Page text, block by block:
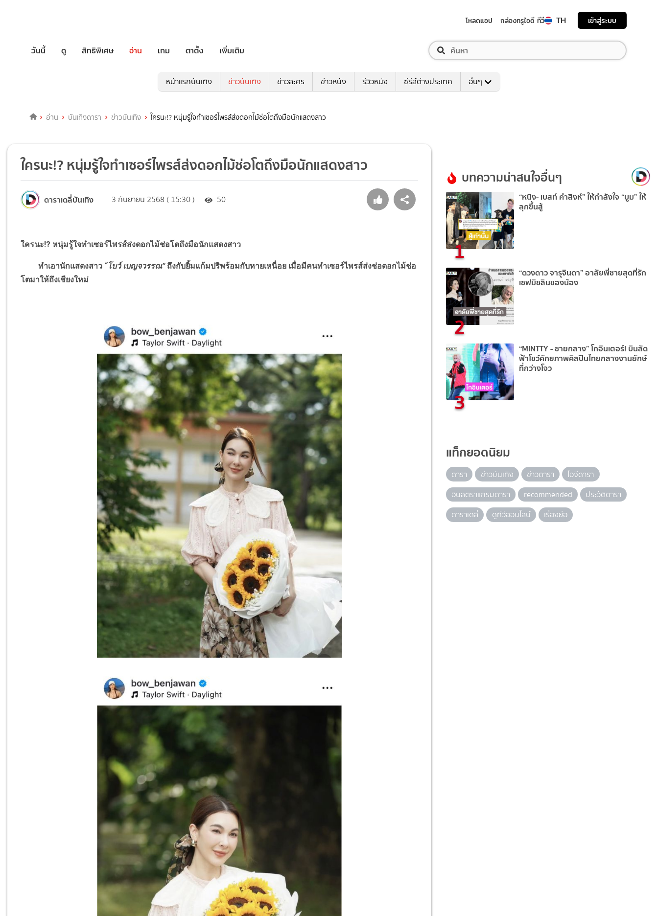
โหลดแอป กล่องทรูไอดี ทีวี TH เข้าสู่ระบบ
วันนี้ ดู สิทธิพิเศษ อ่าน เกม ตาตั้ง เพิ่มเติม
หน้าแรกบันเทิง ข่าวบันเทิง ข่าวละคร ข่าวหนัง รีวิวหนัง ซีรีส์ต่างประเทศ อื่นๆ
อ่าน บันเทิงดารา ข่าวบันเทิง ใครนะ!? หนุ่มรู้ใจทำเซอร์ไพรส์ส่งดอกไม้ช่อโตถึงมือนักแสดงสาว
ใครนะ!? หนุ่มรู้ใจทำเซอร์ไพรส์ส่งดอกไม้ช่อโตถึงมือนักแสดงสาว
ดาราเดลี่บันเทิง 3 กันยายน 2568 ( 15:30 ) 50
ใครนะ!? หนุ่มรู้ใจทำเซอร์ไพรส์ส่งดอกไม้ช่อโตถึงมือนักแสดงสาว
ทำเอานักแสดงสาว “โบว์ เบญจวรรณ”ถึงกับยิ้มแก้มปริพร้อมกับหายเหนื่อย เมื่อมีคนทำเซอร์ไพรส์ส่งช่อดอกไม้ช่อ
โตมาให้ถึงเชียงใหม่
บทความน่าสนใจอื่นๆ
1
“หนิง- เบสท์ คำสิงห์” ให้กำลังใจ “บูม” ให้
ลุกขึ้นสู้
2
“ดวงดาว จารุจินดา” อาลัยพี่ชายสุดที่รัก
เชฟมิชลินของน้อง
3
“MINTTY - ชายกลาง” โกอินเตอร์! บินลัด
ฟ้าโชว์ศักยภาพศิลปินไทยกลางงานยักษ์
ที่กว่างโจว
แท็กยอดนิยม
ดารา ข่าวบันเทิง ข่าวดารา
ไอจีดารา
อินสตราแกรมดารา
recommended
ประวัติดารา
ดาราเดลี่
ดูทีวีออนไลน์ เรื่องย่อ